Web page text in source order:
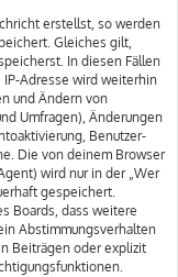
erstellst, so werden
Gleiches gilt,
In diesen Fällen
Adresse wird weiterhin
und Ändern von
Umfragen), Änderungen
Benutzer-
Die von deinem Browser
wird nur in der „Wer
gespeichert.
Boards, dass weitere
Abstimmungsverhalten
Beiträgen oder explizit